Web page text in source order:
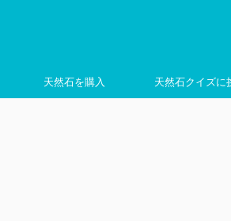
天然石を購入 天然石クイズに